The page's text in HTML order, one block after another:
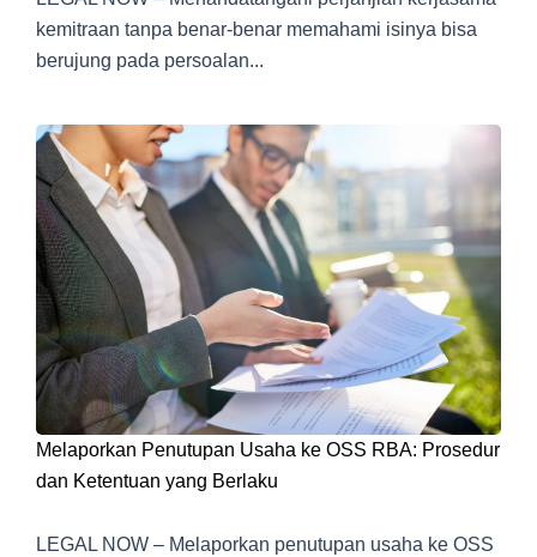
kemitraan tanpa benar-benar memahami isinya bisa
berujung pada persoalan...
Melaporkan Penutupan Usaha ke OSS RBA: Prosedur
dan Ketentuan yang Berlaku
LEGAL NOW – Melaporkan penutupan usaha ke OSS